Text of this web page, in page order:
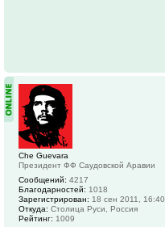
Che Guevara
Президент ФФ Саудовской Аравии
Сообщений: 4217
Благодарностей: 1018
Зарегистрирован: 18 сен 2011, 16:40
Откуда: Столица Руси, Россия
Рейтинг: 1009